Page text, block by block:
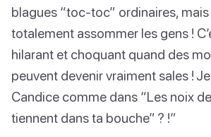
blagues “toc-toc” ordinaires,
totalement assommer les gens !
hilarant et choquant quand des
peuvent devenir vraiment sales !
Candice comme dans “Les noix
tiennent dans ta bouche” ? !”